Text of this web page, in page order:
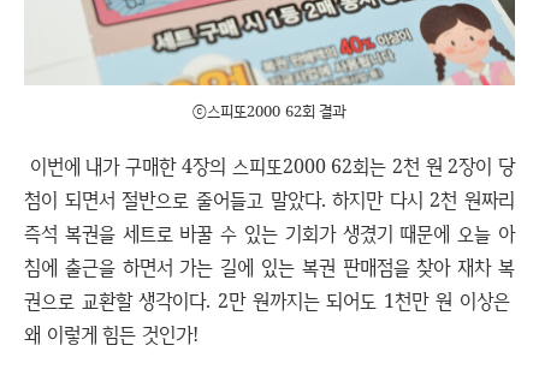
ⓒ스피또2000 62회 결과
이번에 내가 구매한 4장의 스피또2000 62회는 2천 원 2장이 당
첨이 되면서 절반으로 줄어들고 말았다. 하지만 다시 2천 원짜리
즉석 복권을 세트로 바꿀 수 있는 기회가 생겼기 때문에 오늘 아
침에 출근을 하면서 가는 길에 있는 복권 판매점을 찾아 재차 복
권으로 교환할 생각이다. 2만 원까지는 되어도 1천만 원 이상은
왜 이렇게 힘든 것인가!